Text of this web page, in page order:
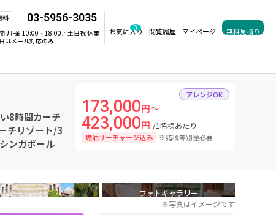
料 03-5956-3035
:月-金 10:00‐18:00／土日祝 休業
はメール対応のみ
お気に入り
0 閲覧履歴 マイページ 無料見積り
8時間カーチ
チリゾート/3
ンガポール
アレンジOK
173,000円～
423,000円 /1名様あたり
燃油サーチャージ込み ※諸税等別途必要
フォトギャラリー
※写真はイメージです